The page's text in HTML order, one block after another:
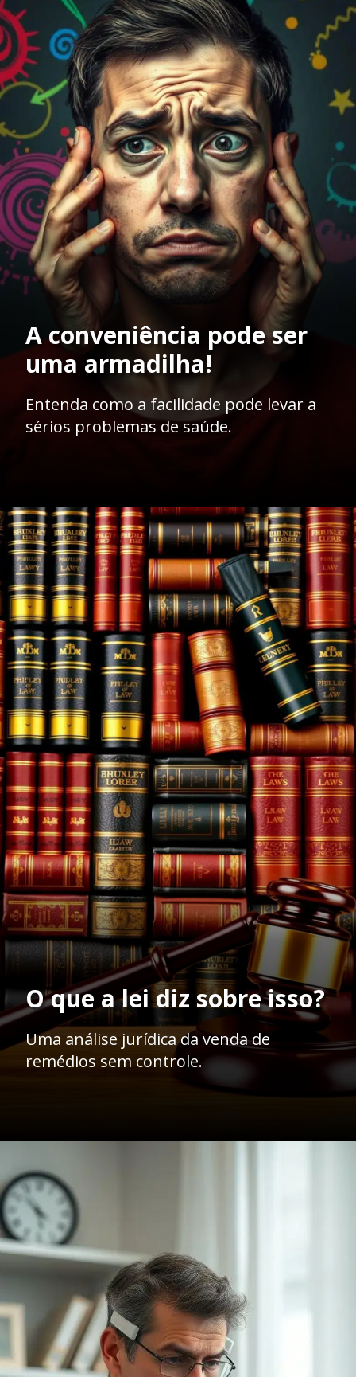
A conveniência pode ser
uma armadilha!
Entenda como a facilidade pode levar a
sérios problemas de saúde.
Opening https://ademilsoncs.adv.br/venda-de-remedios-sem-receita-conveniencia-ou-perigo-analise-juridica-e-possiveis-crimes/
O que a lei diz sobre isso?
Uma análise jurídica da venda de
remédios sem controle.